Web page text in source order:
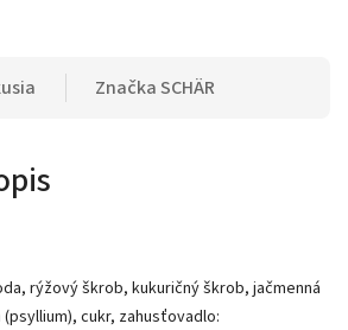
ZnačkaSCHÄR
rýžový škrob, kukuričný škrob, jačmenná
cukr, zahusťovadlo: